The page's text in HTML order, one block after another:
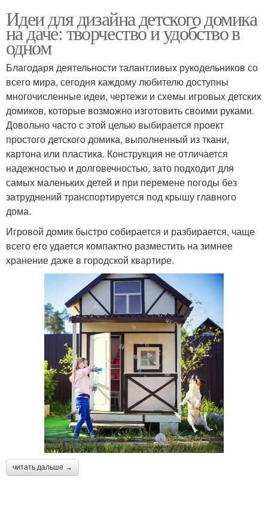
Идеи для дизайна детского домика
на даче: творчество и удобство в
одном
Благодаря деятельности талантливых рукодельников со
всего мира, сегодня каждому любителю доступны
многочисленные идеи, чертежи и схемы игровых детских
домиков, которые возможно изготовить своими руками.
Довольно часто с этой целью выбирается проект
простого детского домика, выполненный из ткани,
картона или пластика. Конструкция не отличается
надежностью и долговечностью, зато подходит для
самых маленьких детей и при перемене погоды без
затруднений транспортируется под крышу главного
дома.
Игровой домик быстро собирается и разбирается, чаще
всего его удается компактно разместить на зимнее
хранение даже в городской квартире.
читать дальше →